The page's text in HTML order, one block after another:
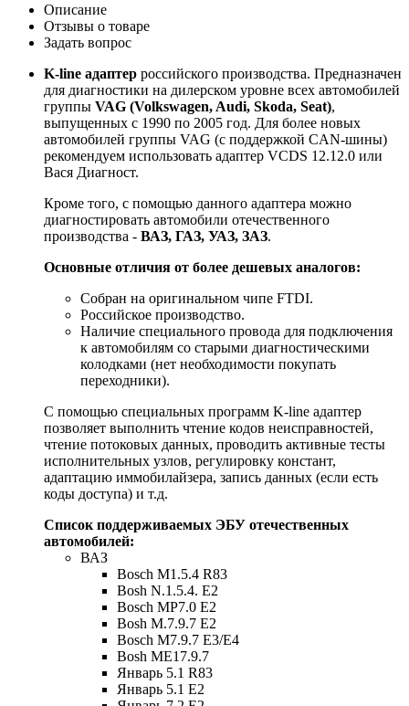
Описание
Отзывы о товаре
Задать вопрос
K-line адаптер российского производства. Предназначен
для диагностики на дилерском уровне всех автомобилей
группы VAG (Volkswagen, Audi, Skoda, Seat),
выпущенных с 1990 по 2005 год. Для более новых
автомобилей группы VAG (с поддержкой CAN-шины)
рекомендуем использовать адаптер VCDS 12.12.0 или
Вася Диагност.
Кроме того, с помощью данного адаптера можно
диагностировать автомобили отечественного
производства - ВАЗ, ГАЗ, УАЗ, ЗАЗ.
Основные отличия от более дешевых аналогов:
Собран на оригинальном чипе FTDI.
Российское производство.
Наличие специального провода для подключения
к автомобилям со старыми диагностическими
колодками (нет необходимости покупать
переходники).
С помощью специальных программ K-line адаптер
позволяет выполнить чтение кодов неисправностей,
чтение потоковых данных, проводить активные тесты
исполнительных узлов, регулировку констант,
адаптацию иммобилайзера, запись данных (если есть
коды доступа) и т.д.
Список поддерживаемых ЭБУ отечественных
автомобилей:
ВАЗ
Bosch M1.5.4 R83
Bosh N.1.5.4. E2
Bosch MP7.0 E2
Bosh M.7.9.7 E2
Bosch M7.9.7 E3/E4
Bosh ME17.9.7
Январь 5.1 R83
Январь 5.1 Е2